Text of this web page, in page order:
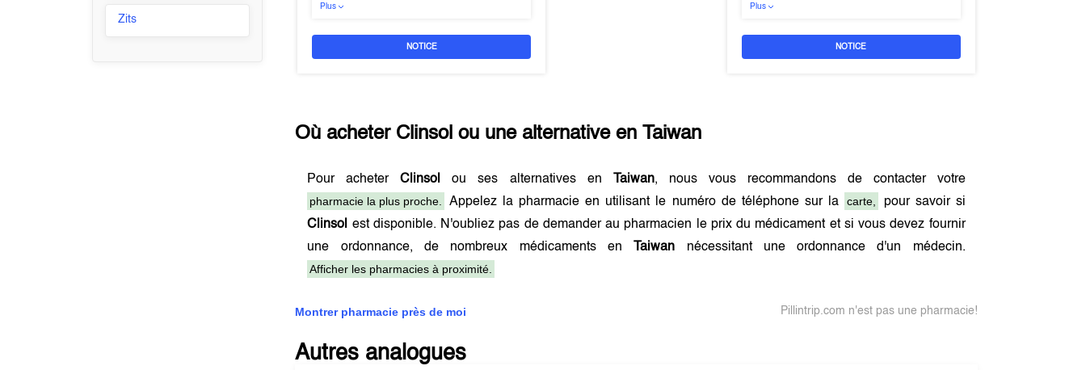
Zits
Plus
NOTICE
Plus
NOTICE
Où acheter Clinsol ou une alternative en Taiwan
Pour acheterClinsol ou ses alternatives en Taiwan, nous vous recommandons de contacter votre
pharmacie la plus proche.
Appelez la pharmacie en utilisant le numéro de téléphone sur la carte,
pour savoir si
Clinsol
est disponible. N'oubliez pas de demander au pharmacien le prix du médicament et si vous devez fournir
une ordonnance, de nombreux médicaments en
Taiwan nécessitant une ordonnance d'un médecin.
Afficher les pharmacies à proximité.
Montrer pharmacie près de moi Pillintrip.com n'est pas une pharmacie!
Autres analogues